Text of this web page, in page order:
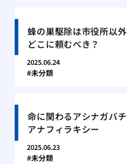
蜂の巣駆除は市役所以外
どこに頼むべき？
2025.06.24
未分類
命に関わるアシナガバチ
アナフィラキシー
2025.06.23
未分類